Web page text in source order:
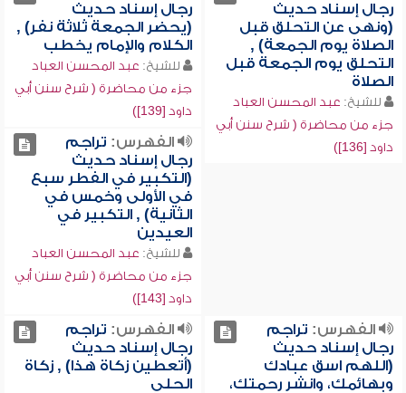
رجال إسناد حديث
(ونهى عن التحلق قبل
الصلاة يوم الجمعة) ,
التحلق يوم الجمعة قبل
الصلاة
للشيخ: عبد المحسن العباد
جزء من محاضرة ( شرح سنن أبي
داود [136])
رجال إسناد حديث
(يحضر الجمعة ثلاثة نفر) ,
الكلام والإمام يخطب
للشيخ: عبد المحسن العباد
جزء من محاضرة ( شرح سنن أبي
داود [139])
الفهرس: تراجم
رجال إسناد حديث
(التكبير في الفطر سبع
في الأولى وخمس في
الثانية) , التكبير في
العيدين
للشيخ: عبد المحسن العباد
جزء من محاضرة ( شرح سنن أبي
داود [143])
الفهرس: تراجم
رجال إسناد حديث
(اللهم اسق عبادك
وبهائمك، وانشر رحمتك،
الفهرس: تراجم
رجال إسناد حديث
(أتعطين زكاة هذا) , زكاة
الحلي